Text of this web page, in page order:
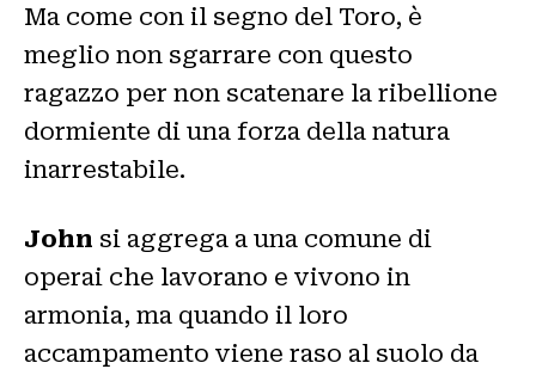
Ma come con il segno del Toro, è
meglio non sgarrare con questo
ragazzo per non scatenare la ribellione
dormiente di una forza della natura
inarrestabile.
John si aggrega a una comune di
operai che lavorano e vivono in
armonia, ma quando il loro
accampamento viene raso al suolo da